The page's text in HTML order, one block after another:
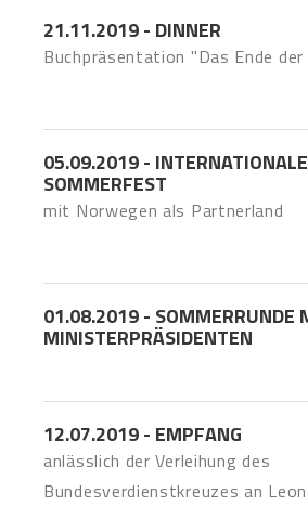
21.11.2019 - DINNER
Buchpräsentation "Das Ende
05.09.2019 -
SOMMERFEST
mit Norwegen als Partnerland
01.08.2019 - SOMMERRUNDE
MINISTERPRÄSIDENTEN
12.07.2019 - EMPFANG
anlässlich der Verleihung des
Bundesverdienstkreuzes an